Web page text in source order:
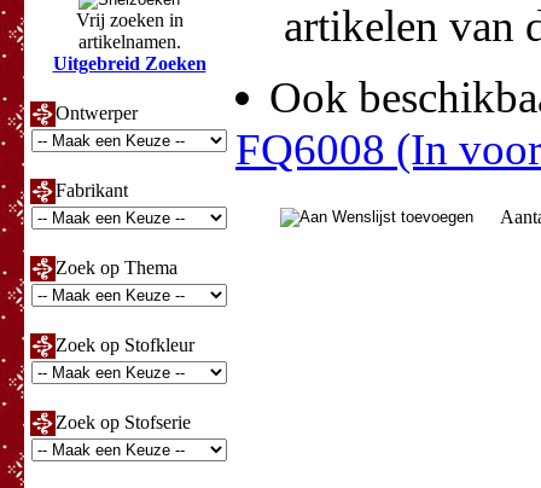
Vrij zoeken in
artikelnamen.
Uitgebreid Zoeken
Ontwerper
Fabrikant
Zoek op Thema
Zoek op Stofkleur
Zoek op Stofserie
artikelen van
Ook
FQ6008 (In